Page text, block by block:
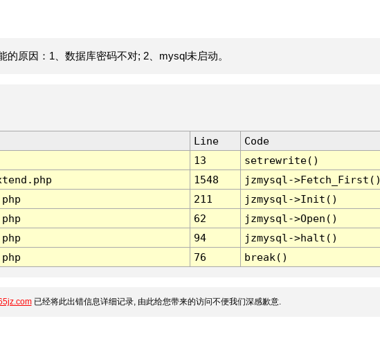
原因：1、数据库密码不对; 2、mysql未启动。
Line
Code
13
setrewrite()
1548
jzmysql-
211
jzmysql->Init()
62
jzmysql->Open()
94
jzmysql->halt()
76 break()
已经将此出错信息详细记录, 由此给您带来的访问不便我们深感歉意.